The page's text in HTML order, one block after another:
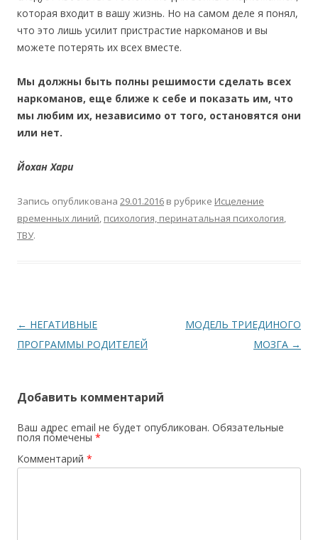
которая входит в вашу жизнь. Но на самом деле я понял,
что это лишь усилит пристрастие наркоманов и вы
можете потерять их всех вместе.
Мы должны быть полны решимости сделать всех
наркоманов, еще ближе к себе и показать им, что
мы любим их, независимо от того, остановятся они
или нет.
Йохан Хари
Запись опубликована 29.01.2016 в рубрике Исцеление
временных линий, психология, перинатальная психология,
ТВУ.
Навигация по записям
← НЕГАТИВНЫЕ
ПРОГРАММЫ РОДИТЕЛЕЙ
МОДЕЛЬ ТРИЕДИНОГО
МОЗГА →
Добавить комментарий
Ваш адрес email не будет опубликован. Обязательные
поля помечены *
Комментарий *